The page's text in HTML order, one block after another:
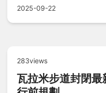
2025-09-22
283views
瓦拉米步道封閉